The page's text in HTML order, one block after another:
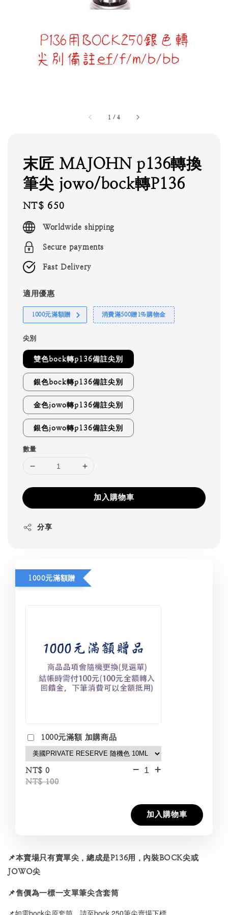
1 /4
末匠 MAJOHN p136轉換
筆尖 jowo/bock轉P136
Regular
price
NT$ 650
Worldwide shipping
Secure payments
Fast Delivery
適用優惠
1000元滿額贈 消費滿500贈1%購物金
尖別
雙色bock轉p136備註尖別
銀色bock轉p136備註尖別
金色jowo轉p136備註尖別
銀色jowo轉p136備註尖別
數量
加入購物車
分享
1000元滿額贈
1000元滿額 加購商品
NT$ 0
NT$ 100
- +
加入購物車
📌本賣場只有賣單尖，總成是P136用，內裝BOCK尖或
JOWO尖
📌售價為一標一支單筆尖含套筒
📌如需bock尖原套筒，請至bock 250筆尖賣場下標